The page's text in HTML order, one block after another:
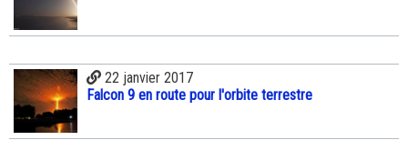
22 janvier 2017
Falcon 9 en route pour l'orbite terrestre